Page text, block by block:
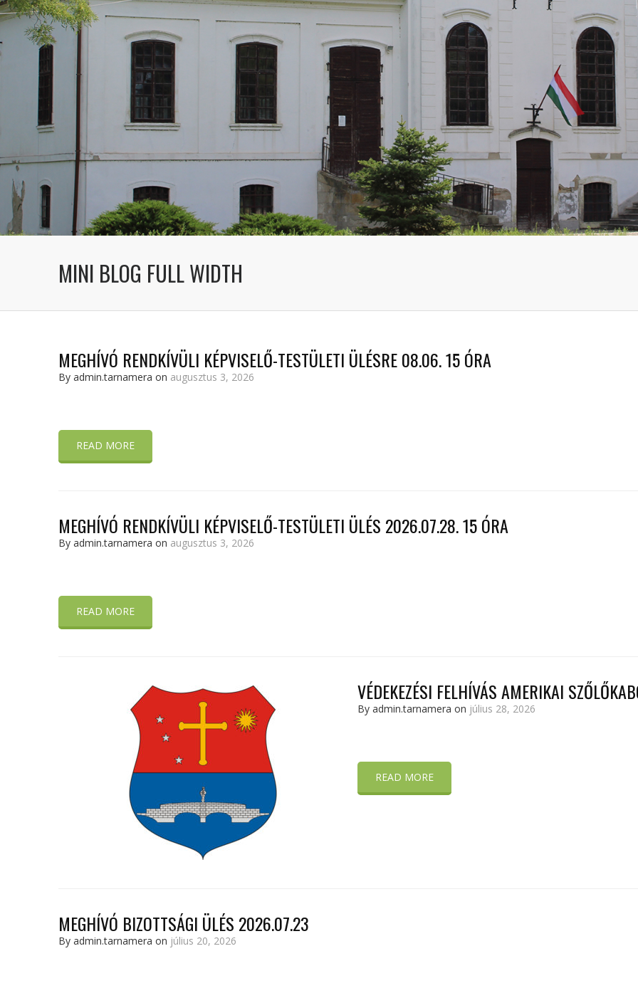
MINI BLOG FULL WIDTH
MEGHÍVÓ RENDKÍVÜLI KÉPVISELŐ-TESTÜLETI ÜLÉSRE 08.06. 15 ÓRA
By admin.tarnamera on augusztus 3, 2026
READ MORE
MEGHÍVÓ RENDKÍVÜLI KÉPVISELŐ-TESTÜLETI ÜLÉS 2026.07.28. 15 ÓRA
By admin.tarnamera on augusztus 3, 2026
READ MORE
VÉDEKEZÉSI FELHÍVÁS AMERIKAI
By admin.tarnamera on július 28, 2026
READ MORE
MEGHÍVÓ BIZOTTSÁGI ÜLÉS 2026.07.23
By admin.tarnamera on július 20, 2026